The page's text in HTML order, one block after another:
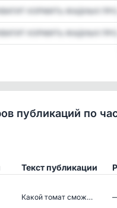
КОРМИТЬ ЖАДНЫХ
КОРМИТЬ ЖАДНЫХ
публикаций по
Текст публикации
Какой томат смож…